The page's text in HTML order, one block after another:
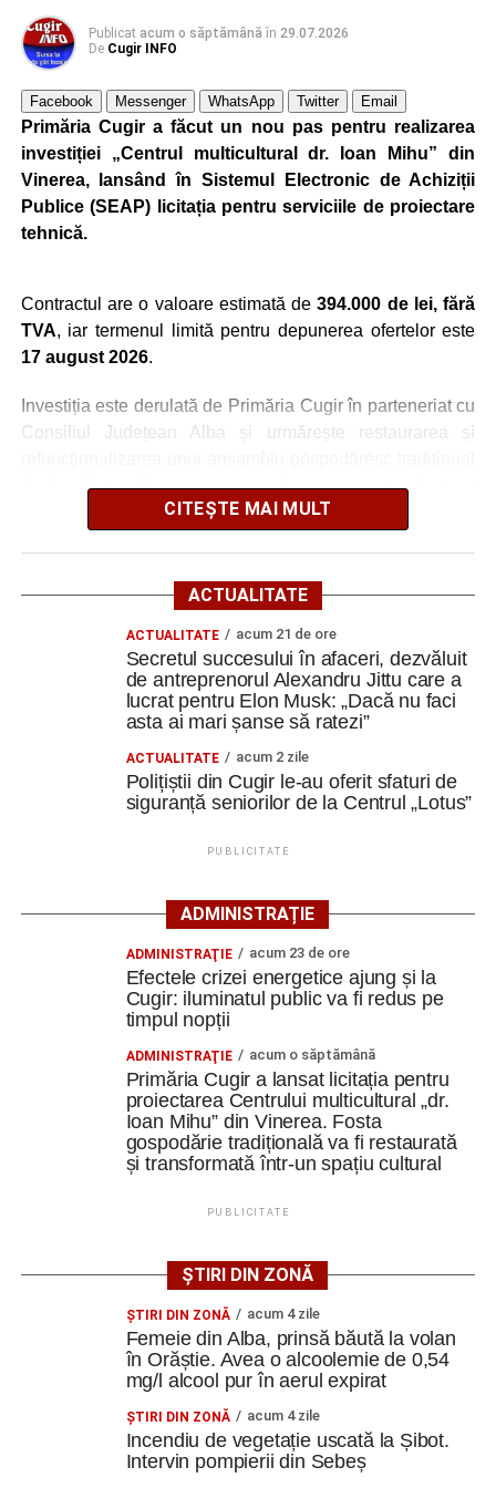
Cugir și-au perfecționat competențele prin
Secretul succesului în afaceri, dezvăluit de
antreprenorul Alexandru Jittu care a lucrat pentru
Elon Musk: „Dacă nu faci asta ai mari șanse să
ratezi”
Facebook
Publicat acum o săptămână în 29.07.2026
De Cugir INFO
Facebook Messenger WhatsApp Twitter Email
Primăria Cugir a făcut un nou pas pentru realizarea
investiției „Centrul multicultural dr. Ioan Mihu” din
Vinerea, lansând în Sistemul Electronic de Achiziții
Publice (SEAP) licitația pentru serviciile de proiectare
tehnică.
Contractul are o valoare estimată de394.000 de lei, fără
TVA, iar termenul limită pentru depunerea ofertelor este
17 august 2026.
Investiția este derulată de Primăria Cugir în parteneriat cu
Consiliul Județean Alba și urmărește restaurarea și
din localitatea Vinerea, care va deveni un centru destinat
activităților culturale, educaționale și expoziționale.
readusă la viață
Ansamblul este situat pe strada Principală nr. 172 din
Vinerea, pe un teren de aproximativ 1.975 de metri pătrați,
aflat în proprietatea administrației locale.
Complexul este alcătuit din patru corpuri de clădire – fosta
magazie de fierărie, casa memorială, șura și șoprul-atelier
– care păstrează caracteristicile unei gospodării
Clădirile au nevoie de lucrări
ample de consolidare
Potrivit documentației de licitație, expertizele tehnice au
acestea se numără infiltrații de apă, umiditate, degradarea
elementelor din lemn și a acoperișurilor, dar și prăbușirea
parțială a șurii.
De asemenea, instalațiile existente sunt depășite din
și pus în valoare, cu respectarea soluțiilor tehnice ce vor fi
stabilite în cadrul proiectului.
Spații pentru cultură, educație
și evenimente
CITEȘTE MAI MULT
ACTUALITATE
ACTUALITATE acum 21 de ore
Secretul succesului în afaceri, dezvăluit
de antreprenorul Alexandru Jittu care a
lucrat pentru Elon Musk: „Dacă nu faci
asta ai mari șanse să ratezi”
ACTUALITATE acum 2 zile
Polițiștii din Cugir le-au oferit sfaturi de
siguranță seniorilor de la Centrul „Lotus”
PUBLICITATE
ADMINISTRAȚIE
ADMINISTRAŢIE acum 23 de ore
Efectele crizei energetice ajung și la
Cugir: iluminatul public va fi redus pe
timpul nopții
ADMINISTRAŢIE acum o săptămână
Primăria Cugir a lansat licitația pentru
proiectarea Centrului multicultural „dr.
Ioan Mihu” din Vinerea. Fosta
gospodărie tradițională va fi restaurată
și transformată într-un spațiu cultural
PUBLICITATE
ȘTIRI DIN ZONĂ
ŞTIRI DIN ZONĂ acum 4 zile
Femeie din Alba, prinsă băută la volan
în Orăștie. Avea o alcoolemie de 0,54
mg/l alcool pur în aerul expirat
ŞTIRI DIN ZONĂ acum 4 zile
Incendiu de vegetație uscată la Șibot.
Intervin pompierii din Sebeș